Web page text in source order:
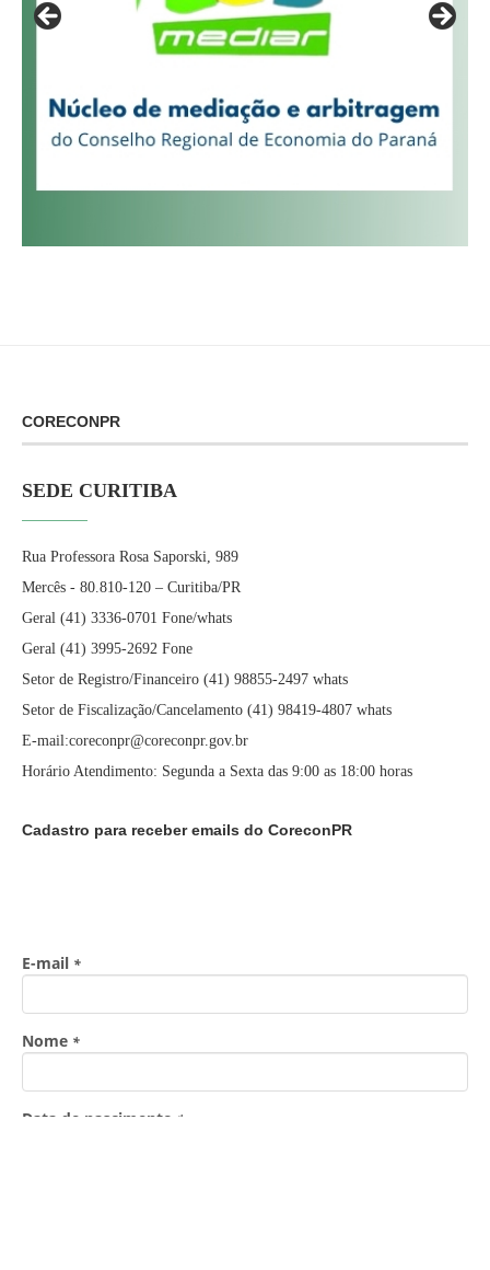
CORECONPR
SEDE CURITIBA
Rua Professora Rosa Saporski, 989
Mercês - 80.810-120 – Curitiba/PR
Geral (41) 3336-0701 Fone/whats
Geral (41) 3995-2692 Fone
Setor de Registro/Financeiro (41) 98855-2497 whats
Setor de Fiscalização/Cancelamento (41) 98419-4807 whats
E-mail:coreconpr@coreconpr.gov.br
Horário Atendimento: Segunda a Sexta das 9:00 as 18:00 horas
Cadastro para receber emails do CoreconPR